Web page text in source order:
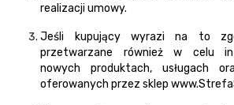
realizacji umowy.
Jeśli kupujący wyrazi na to
przetwarzane również w celu
nowych produktach, usługach
oferowanych przez sklep